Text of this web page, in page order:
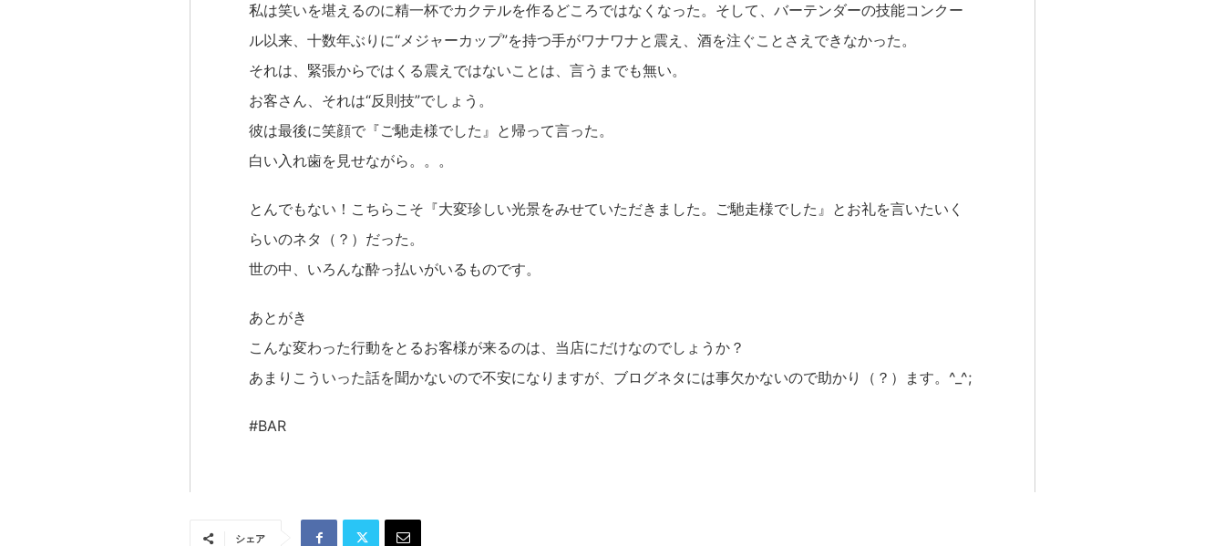
私は笑いを堪えるのに精一杯でカクテルを作るどころではなくなった。そして、バーテンダーの技能コンクー
ル以来、十数年ぶりに“メジャーカップ”を持つ手がワナワナと震え、酒を注ぐことさえできなかった。
それは、緊張からではくる震えではないことは、言うまでも無い。
お客さん、それは“反則技”でしょう。
彼は最後に笑顔で『ご馳走様でした』と帰って言った。
白い入れ歯を見せながら。。。
とんでもない！こちらこそ『大変珍しい光景をみせていただきました。ご馳走様でした』とお礼を言いたいく
らいのネタ（？）だった。
世の中、いろんな酔っ払いがいるものです。
あとがき
こんな変わった行動をとるお客様が来るのは、当店にだけなのでしょうか？
あまりこういった話を聞かないので不安になりますが、ブログネタには事欠かないので助かり（？）ます。^_^;
#BAR
シェア